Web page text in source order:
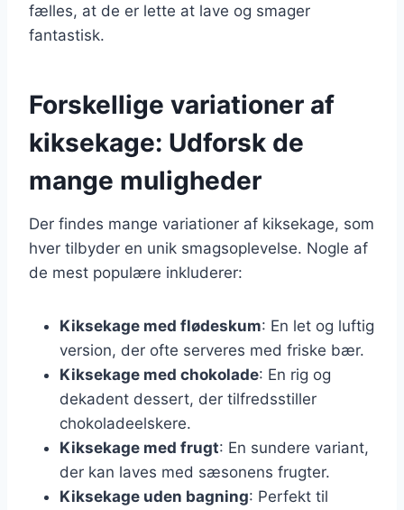
fælles, at de er lette at lave og smager
fantastisk.
Forskellige variationer af
kiksekage: Udforsk de
mange muligheder
Der findes mange variationer af kiksekage, som
hver tilbyder en unik smagsoplevelse. Nogle af
de mest populære inkluderer:
Kiksekage med flødeskum: En let og luftig
version, der ofte serveres med friske bær.
Kiksekage med chokolade: En rig og
dekadent dessert, der tilfredsstiller
chokoladeelskere.
Kiksekage med frugt: En sundere variant,
der kan laves med sæsonens frugter.
Kiksekage uden bagning: Perfekt til